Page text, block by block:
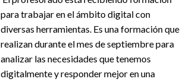
para trabajar en el ámbito digital con
diversas herramientas. Es una formación que
realizan durante el mes de septiembre para
analizar las necesidades que tenemos
digitalmente y responder mejor en una